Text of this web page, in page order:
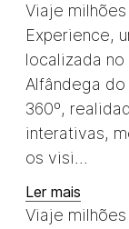
Viaje
Experience,
localizada
Alfândega
360º,
interativas,
os visi...
Ler mais
Viaje